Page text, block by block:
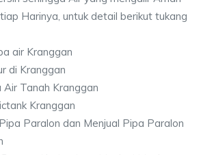
Harinya, untuk detail berikut tukang
air Kranggan
di Kranggan
Air Tanah Kranggan
Kranggan
Paralon dan Menjual Pipa Paralon